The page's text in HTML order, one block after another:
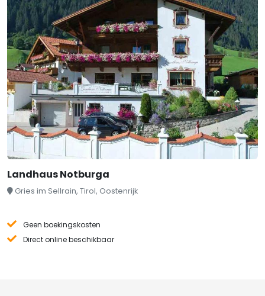
Landhaus Notburga
Gries im Sellrain, Tirol, Oostenrijk
Geen boekingskosten
Direct online beschikbaar